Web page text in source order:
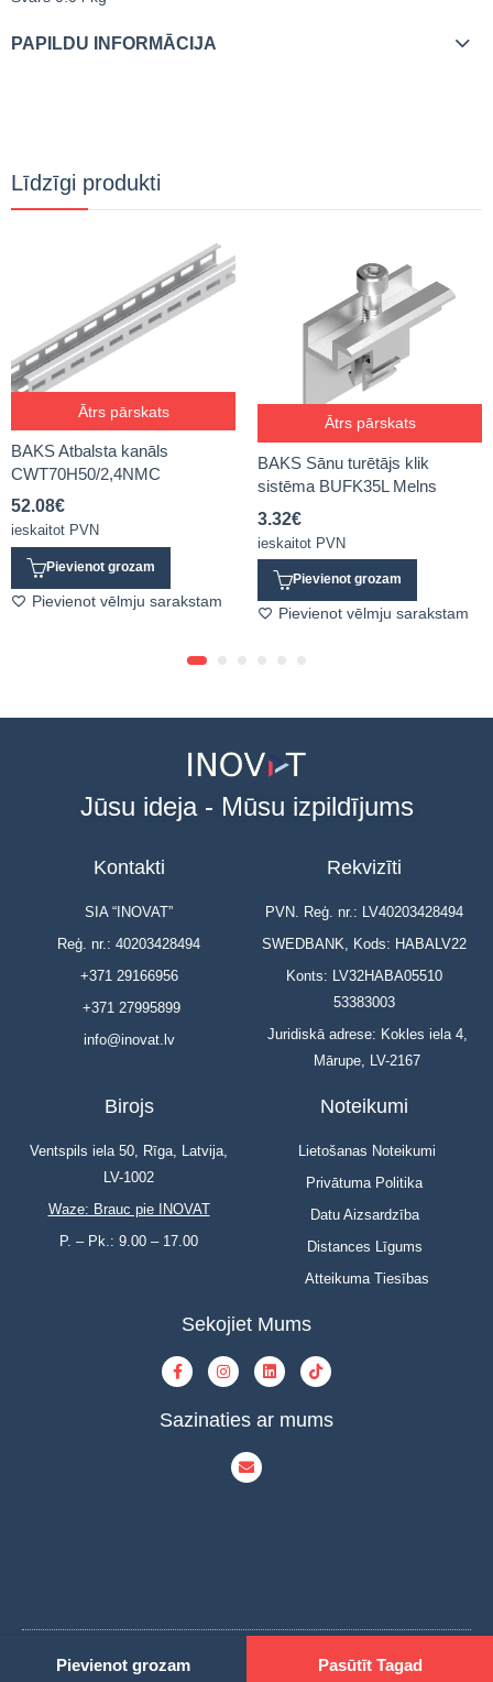
Pievienot grozam Pasūtīt Tagad
PAPILDU INFORMĀCIJA
Līdzīgi produkti
Ātrs pārskats
BAKS Atbalsta kanāls
CWT70H50/2,4NMC
52.08€
ieskaitot PVN
Pievienot grozam
Pievienot vēlmju sarakstam
Ātrs pārskats
BAKS Sānu turētājs klik
sistēma BUFK35L Melns
3.32€
ieskaitot PVN
Pievienot grozam
Pievienot vēlmju sarakstam
Jūsu ideja - Mūsu izpildījums
Kontakti
SIA “INOVAT”
Reģ. nr.: 40203428494
+371 29166956
+371 27995899
info@inovat.lv
Rekvizīti
PVN. Reģ. nr.: LV40203428494
SWEDBANK, Kods: HABALV22
Konts: LV32HABA05510
53383003
Juridiskā adrese: Kokles iela 4,
Mārupe, LV-2167
Birojs
Ventspils iela 50, Rīga, Latvija,
LV-1002
Waze: Brauc pie INOVAT
P. – Pk.: 9.00 – 17.00
Noteikumi
Lietošanas Noteikumi
Privātuma Politika
Datu Aizsardzība
Distances Līgums
Atteikuma Tiesības
Sekojiet Mums
Sazinaties ar mums
© Copyright 2023 | INOVAT | All Rights Reserved | Powered by INOVAT